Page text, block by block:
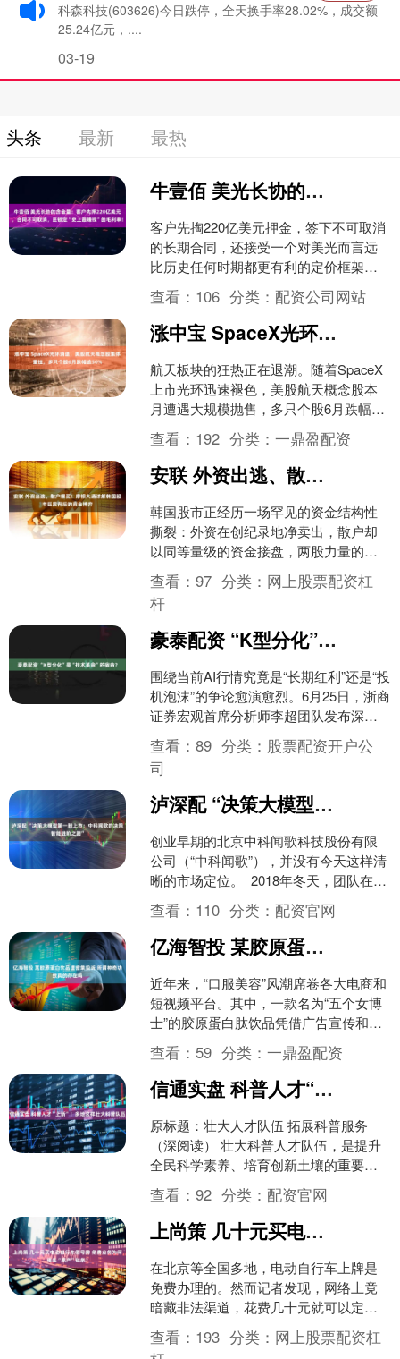
科森科技(603626)今日跌停，全天换手率28.02%，成交额
25.24亿元，....
03-19
头条 最新 最热
牛壹佰 美光长协的含金量：客户先押220亿美元，合同不可取消，还锁定“史上最赚钱”的毛利率！
客户先掏220亿美元押金，签下不可取消
的长期合同，还接受一个对美光而言远
比历史任何时期都更有利的定价框架
——这就是美光最新一批长期战略客户
协议（Strategi....
查看： 106 分类：配资公司网站
涨中宝 SpaceX光环消退，美股航天概念股集体重挫，多只个股6月跌幅逾50%
航天板块的狂热正在退潮。随着SpaceX
上市光环迅速褪色，美股航天概念股本
月遭遇大规模抛售，多只个股6月跌幅已
超过50%，相关ETF亦录得数年来最惨烈
的单月表现....
查看： 192 分类：一鼎盈配资
安联 外资出逃、散户爆买！摩根大通详解韩国股市巨震背后的资金博弈
韩国股市正经历一场罕见的资金结构性
撕裂：外资在创纪录地净卖出，散户却
以同等量级的资金接盘，两股力量的对
冲在AI浪潮驱动的基本面上行背景下，共
同塑造了这个亚洲最波....
查看：97 分类： 网上股票配资杠
杆
豪泰配资 “K型分化”是“技术革命”的宿命？
围绕当前AI行情究竟是“长期红利”还是“投
机泡沫”的争论愈演愈烈。6月25日，浙商
证券宏观首席分析师李超团队发布深度
报告，通过复盘过去两百余年的五次完
整技术浪潮....
查看：89 分类： 股票配资开户公
司
泸深配 “决策大模型第一股上市：中科闻歌的决策智能进阶之路”
创业早期的北京中科闻歌科技股份有限
公司（“中科闻歌”），并没有今天这样清
晰的市场定位。 2018年冬天，团队在一
次北方出差途中遇上大雪封路，深夜滞
留高速。这样....
查看： 110 分类：配资官网
亿海智投 某胶原蛋白饮品遭密集投诉 所谓神奇功效真的存在吗
近年来，“口服美容”风潮席卷各大电商和
短视频平台。其中，一款名为“五个女博
士”的胶原蛋白肽饮品凭借广告宣传和部
分明星达人的带货，迅速传播。商家宣
称，喝了它可以补....
查看： 59 分类：一鼎盈配资
信通实盘 科普人才“上新”！多地这样壮大科普队伍
原标题：壮大人才队伍 拓展科普服务
（深阅读） 壮大科普人才队伍，是提升
全民科学素养、培育创新土壤的重要支
撑。江苏南京市鼓楼区选聘“科学副校
长”进校园，四川成都市....
查看：92 分类：配资官网
上尚策 几十元买电动自行车假号牌 免费业务为何催生“黑产”链条？
在北京等全国多地，电动自行车上牌是
免费办理的。然而记者发现，网络上竟
暗藏非法渠道，花费几十元就可以定制
假牌照，真假号牌肉眼难以甄别。有不
少车主和商家为规避监管铤....
查看： 193 分类： 网上股票配资杠